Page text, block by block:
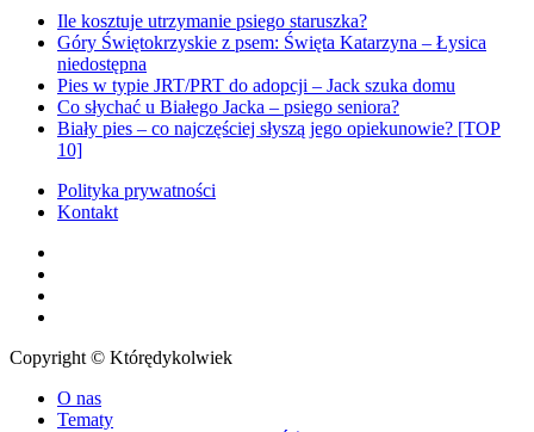
Ile kosztuje utrzymanie psiego staruszka?
Góry Świętokrzyskie z psem: Święta Katarzyna – Łysica
niedostępna
Pies w typie JRT/PRT do adopcji – Jack szuka domu
Co słychać u Białego Jacka – psiego seniora?
Biały pies – co najczęściej słyszą jego opiekunowie? [TOP
10]
Polityka prywatności
Kontakt
Copyright © Którędykolwiek
Close
Menu
O nas
Tematy